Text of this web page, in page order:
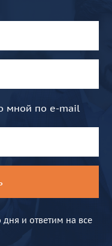
мной по e-mail
и ответим на все